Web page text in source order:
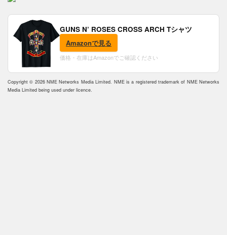
GUNS N’ ROSES CROSS ARCH Tシャツ
Amazonで見る
価格・在庫はAmazonでご確認ください
Copyright © 2026 NME Networks Media Limited. NME is a registered trademark of NME Networks
Media Limited being used under licence.